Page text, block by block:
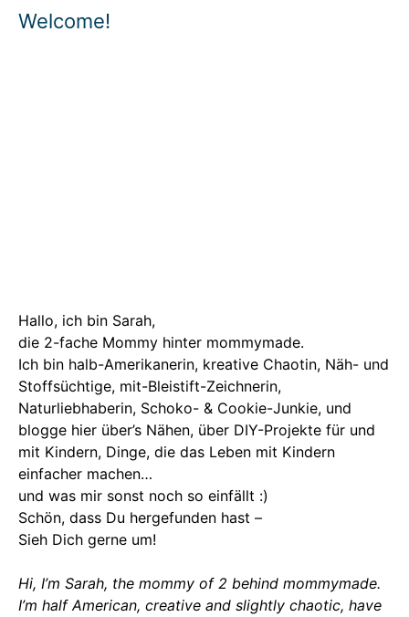
Welcome!
Hallo, ich bin Sarah,
die 2-fache Mommy hinter mommymade.
Ich bin halb-Amerikanerin, kreative Chaotin, Näh- und
Stoffsüchtige, mit-Bleistift-Zeichnerin,
Naturliebhaberin, Schoko- & Cookie-Junkie, und
blogge hier über’s Nähen, über DIY-Projekte für und
mit Kindern, Dinge, die das Leben mit Kindern
einfacher machen…
und was mir sonst noch so einfällt :)
Schön, dass Du hergefunden hast –
Sieh Dich gerne um!
Hi, I’m Sarah, the mommy of 2 behind mommymade.
I’m half American, creative and slightly chaotic, have